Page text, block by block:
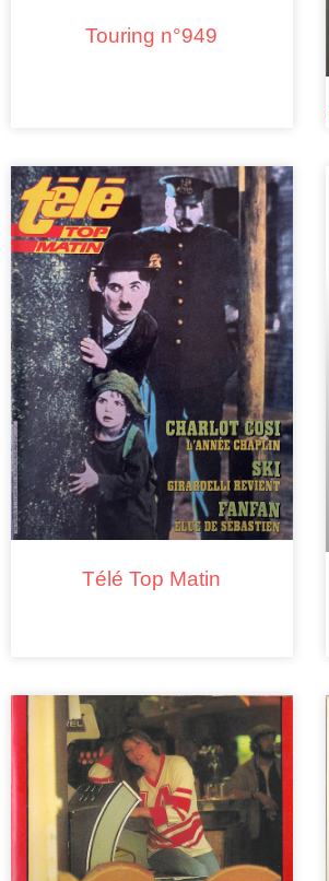
Touring n°949
Télé Top Matin